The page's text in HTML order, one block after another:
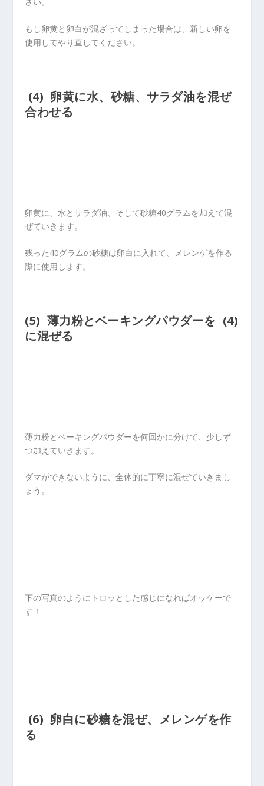
もし卵黄と卵白が混ざってしまった場合は、新しい卵を
使用してやり直してください。
(4) 卵黄に水、砂糖、サラダ油を混ぜ
合わせる
卵黄に、水とサラダ油、そして砂糖40グラムを加えて混
ぜていきます。
残った40グラムの砂糖は卵白に入れて、メレンゲを作る
際に使用します。
(5) 薄力粉とベーキングパウダーを (4)
に混ぜる
薄力粉とベーキングパウダーを何回かに分けて、少しず
つ加えていきます。
ダマができないように、全体的に丁寧に混ぜていきまし
ょう。
下の写真のようにトロッとした感じになればオッケーで
す！
(6) 卵白に砂糖を混ぜ、メレンゲを作
る